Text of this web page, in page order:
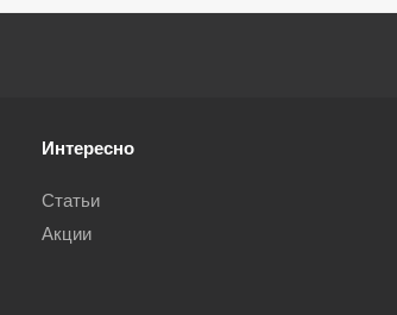
Интересно
Статьи
Акции